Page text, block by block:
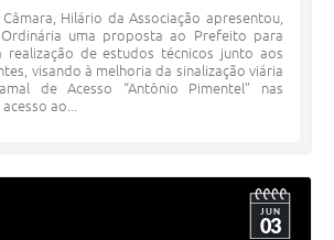
Hilário da Associação apresentou,
uma proposta ao Prefeito para
realização de estudos técnicos junto aos
visando à melhoria da sinalização viária
de Acesso “Antônio Pimentel” nas
ao...
JUN
03